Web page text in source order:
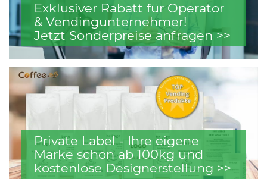
Exklusiver Rabatt für Operator
& Vendingunternehmer!
Jetzt Sonderpreise anfragen >>
Private Label - Ihre eigene
Marke schon ab 100kg und
kostenlose Designerstellung >>